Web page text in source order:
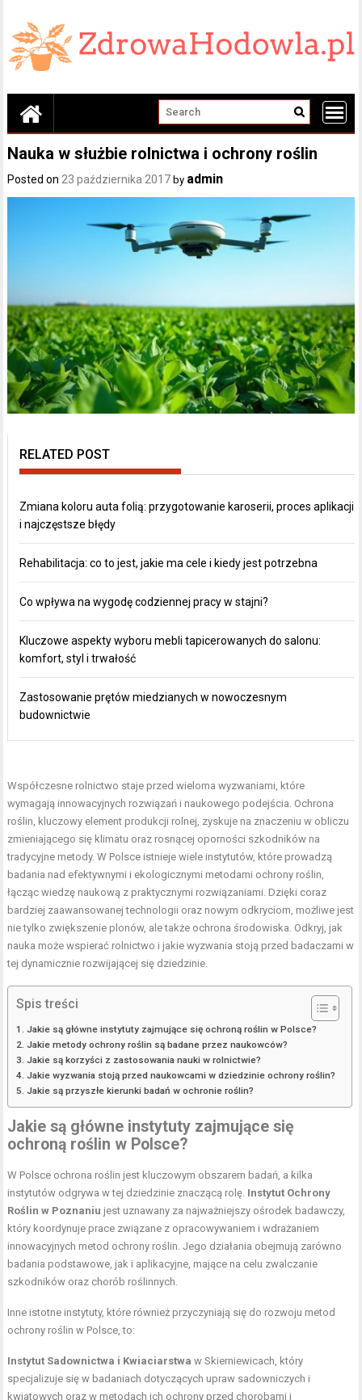
content
Nauka w służbie rolnictwa i ochrony roślin
Posted on23 października 2017 by admin
RELATED POST
Zmiana koloru auta folią: przygotowanie karoserii, proces aplikacji
i najczęstsze błędy
Rehabilitacja: co to jest, jakie ma cele i kiedy jest potrzebna
Co wpływa na wygodę codziennej pracy w stajni?
Kluczowe aspekty wyboru mebli tapicerowanych do salonu:
komfort, styl i trwałość
Zastosowanie prętów miedzianych w nowoczesnym
budownictwie
Współczesne rolnictwo staje przed wieloma wyzwaniami, które
wymagają innowacyjnych rozwiązań i naukowego podejścia. Ochrona
roślin, kluczowy element produkcji rolnej, zyskuje na znaczeniu w obliczu
zmieniającego się klimatu oraz rosnącej oporności szkodników na
tradycyjne metody. W Polsce istnieje wiele instytutów, które prowadzą
badania nad efektywnymi i ekologicznymi metodami ochrony roślin,
łącząc wiedzę naukową z praktycznymi rozwiązaniami. Dzięki coraz
bardziej zaawansowanej technologii oraz nowym odkryciom, możliwe jest
nie tylko zwiększenie plonów, ale także ochrona środowiska. Odkryj, jak
nauka może wspierać rolnictwo i jakie wyzwania stoją przed badaczami w
tej dynamicznie rozwijającej się dziedzinie.
Spis treści
Jakie są główne instytuty zajmujące się ochroną roślin w Polsce?
Jakie metody ochrony roślin są badane przez naukowców?
Jakie są korzyści z zastosowania nauki w rolnictwie?
Jakie wyzwania stoją przed naukowcami w dziedzinie ochrony roślin?
Jakie są przyszłe kierunki badań w ochronie roślin?
Jakie są główne instytuty zajmujące się
ochroną roślin w Polsce?
W Polsce ochrona roślin jest kluczowym obszarem badań, a kilka
instytutów odgrywa w tej dziedzinie znaczącą rolę. Instytut Ochrony
Roślin w Poznaniu jest uznawany za najważniejszy ośrodek badawczy,
który koordynuje prace związane z opracowywaniem i wdrażaniem
innowacyjnych metod ochrony roślin. Jego działania obejmują zarówno
badania podstawowe, jak i aplikacyjne, mające na celu zwalczanie
szkodników oraz chorób roślinnych.
Inne istotne instytuty, które również przyczyniają się do rozwoju metod
ochrony roślin w Polsce, to:
Instytut Sadownictwa i Kwiaciarstwa w Skierniewicach, który
specjalizuje się w badaniach dotyczących upraw sadowniczych i
kwiatowych oraz w metodach ich ochrony przed chorobami i